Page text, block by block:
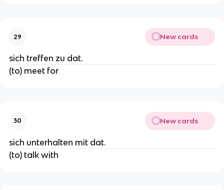
29 New cards
sich treffen zu dat.
(to) meet for
30 New cards
sich unterhalten mit dat.
(to) talk with